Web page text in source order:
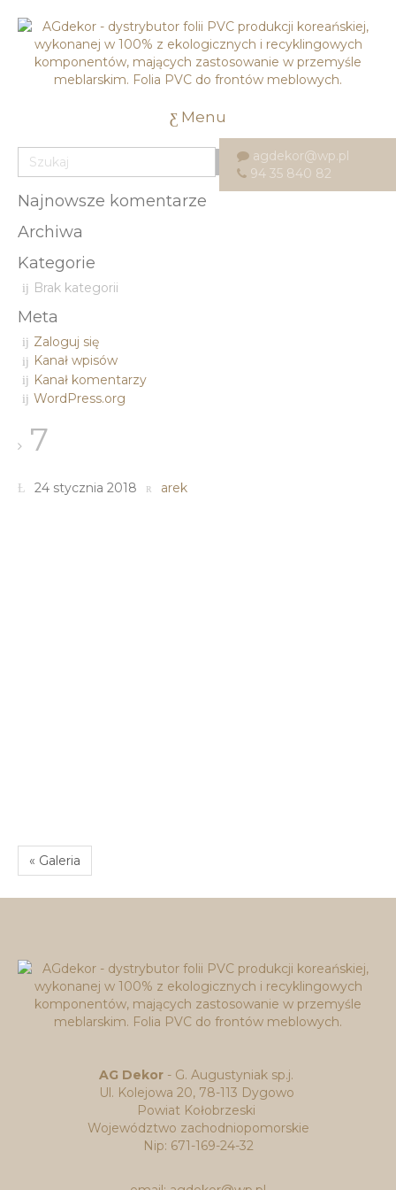
Menu
agdekor@wp.pl
94 35 840 82
Najnowsze komentarze
Archiwa
Kategorie
Brak kategorii
Meta
Zaloguj się
Kanał wpisów
Kanał komentarzy
WordPress.org
7
24 stycznia 2018 arek
« Galeria
AG Dekor - G. Augustyniak sp.j.
Ul. Kolejowa 20, 78-113 Dygowo
Powiat Kołobrzeski
Województwo zachodniopomorskie
Nip: 671-169-24-32